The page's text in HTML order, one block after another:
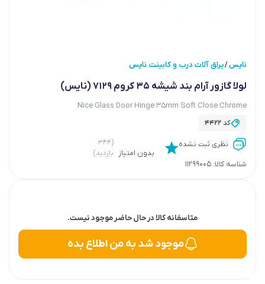
نایس/یراق آلات درب و کابینت نایس
لولا گازور آرام بند شیشه 35 کروم 7129 (نایس)
Nice Glass Door Hinge 35mm Soft Close Chrome
کد4422
نظری ثبت نشده
بدون امتیاز
(۳۴۴
بازدید)
شناسه کالا: 11299005
متاسفانه کالا در حال حاضر موجود نیست.
موجود شد به من اطلاع بده